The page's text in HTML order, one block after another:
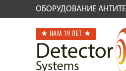
ОБОРУДОВАНИЕ
★ НАМ 19 ЛЕТ ★